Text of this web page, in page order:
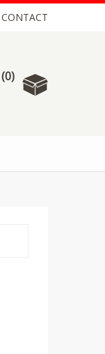
CONTACT
(0)